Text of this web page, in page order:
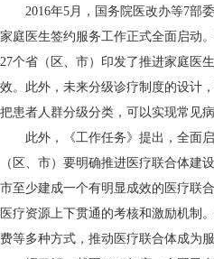
2016年5月，国务院医改办等7部委
家庭医生签约服务工作正式全面启动
27个省（区、市）印发了推进家庭医
效。此外，未来分级诊疗制度的设计
把患者人群分级分类，可以实现常见
此外，《工作任务》提出，全面启
（区、市）要明确推进医疗联合体建
市至少建成一个有明显成效的医疗联
医疗资源上下贯通的考核和激励机制
费等多种方式，推动医疗联合体成为